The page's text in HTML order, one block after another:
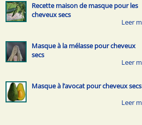
Recette maison de masque pour les
cheveux secs
Masque à la mélasse pour cheveux
secs
Masque à l’avocat pour cheveux secs